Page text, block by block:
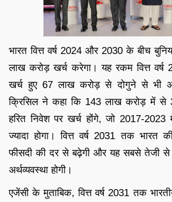
भारत वित्त वर्ष 2024 और 2030 के बीच
लाख करोड़ खर्च करेगा। यह रकम वित्त
खर्च हुए 67 लाख करोड़ से दोगुने से भी
क्रिसिल ने कहा कि 143 लाख करोड़ में से
हरित निवेश पर खर्च होंगे, जो 2017-
ज्यादा होगा। वित्त वर्ष 2031 तक भारत
फीसदी की दर से बढ़ेगी और यह सबसे तेजी से
अर्थव्यवस्था होगी।
एजेंसी के मुताबिक, वित्त वर्ष 2031 तक